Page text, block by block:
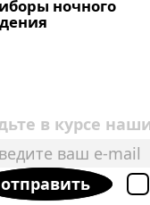
ночного
в курсе
отправить